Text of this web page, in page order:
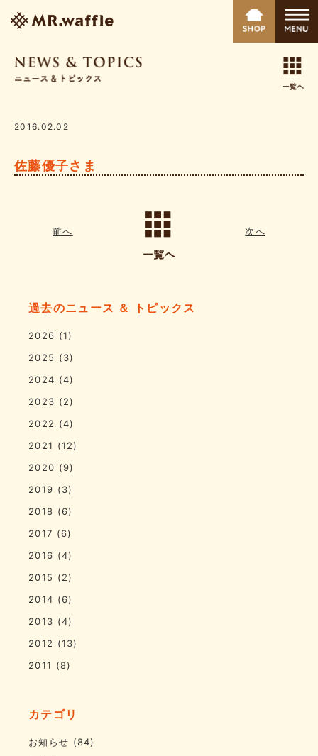
2016.02.02
佐藤優子さま
前へ 次へ
過去のニュース ＆ トピックス
2026 (1)
2025 (3)
2024 (4)
2023 (2)
2022 (4)
2021 (12)
2020 (9)
2019 (3)
2018 (6)
2017 (6)
2016 (4)
2015 (2)
2014 (6)
2013 (4)
2012 (13)
2011 (8)
カテゴリ
お知らせ (84)